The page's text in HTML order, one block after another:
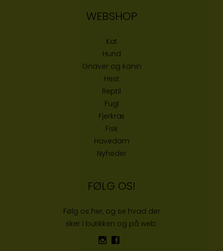
WEBSHOP
Kat
Hund
Gnaver og kanin
Hest
Reptil
Fugl
Fjerkræ
Fisk
Havedam
Nyheder
FØLG OS!
Følg os her, og se hvad der
sker i butikken og på web: